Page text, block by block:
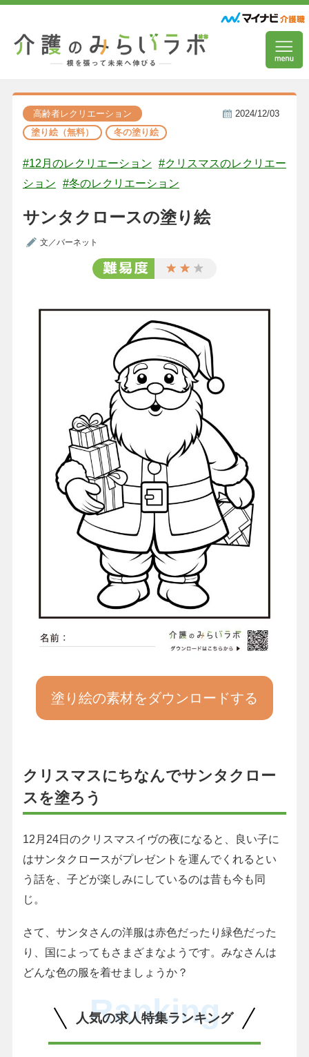
高齢者レクリエーション
塗り絵（無料）
冬の塗り絵
2024/12/03
#12月のレクリエーション
#クリスマスのレクリエー
ション
#冬のレクリエーション
サンタクロースの塗り絵
文／バーネット
塗り絵の素材をダウンロードする
クリスマスにちなんでサンタクロー
スを塗ろう
12月24日のクリスマスイヴの夜になると、良い子に
はサンタクロースがプレゼントを運んでくれるとい
う話を、子どが楽しみにしているのは昔も今も同
じ。
さて、サンタさんの洋服は赤色だったり緑色だった
り、国によってもさまざまなようです。みなさんは
どんな色の服を着せましょうか？
人気の求人特集ランキング
Ranking